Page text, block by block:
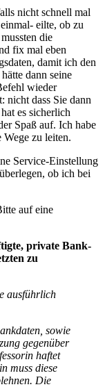
nicht schnell mal
eilte, ob zu
die
fix mal eben
damit ich den
dann seine
wieder
nicht dass Sie dann
es sicherlich
Spaß auf. Ich habe
Wege zu leiten.
Service-Einstellung
ob ich bei
auf eine
private Bank-
zu
ausführlich
sowie
gegenüber
haftet
muss diese
Die